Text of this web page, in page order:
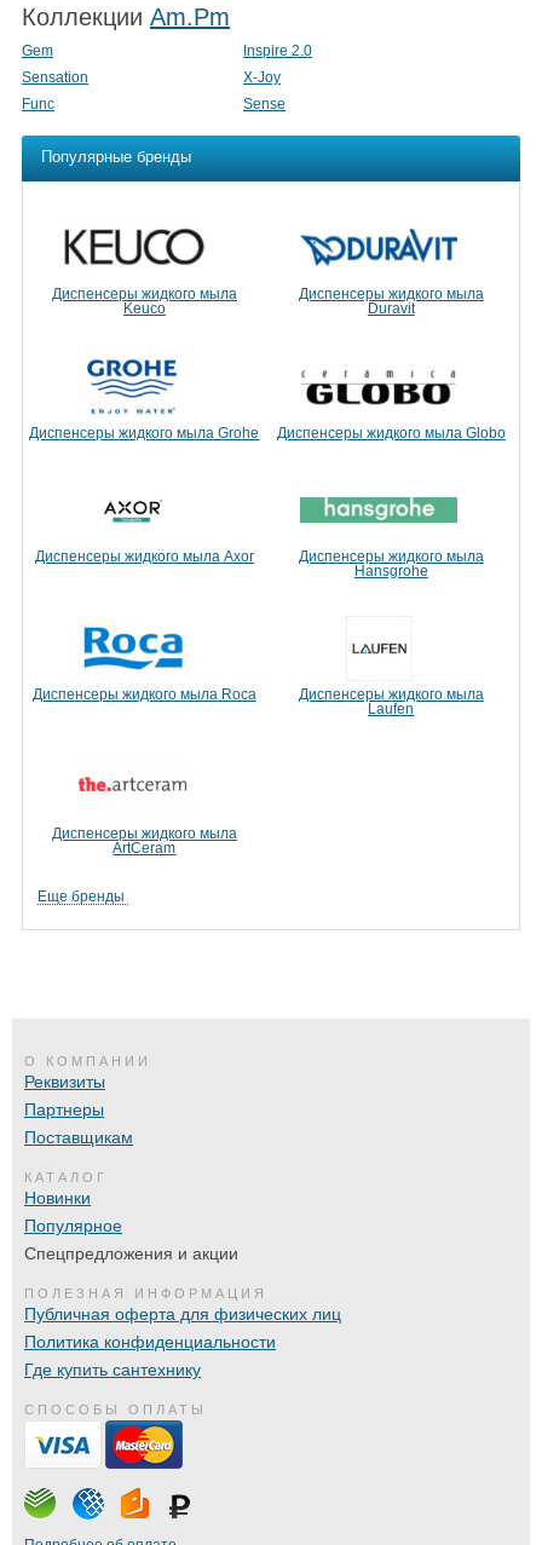
Коллекции Am.Pm
Gem
Inspire 2.0
Sensation
X-Joy
Func
Sense
Популярные бренды
Диспенсеры жидкого мыла
Keuco
Диспенсеры жидкого мыла
Duravit
Диспенсеры жидкого мыла Grohe Диспенсеры жидкого мыла Globo
Диспенсеры жидкого мыла Axor
Диспенсеры жидкого мыла
Hansgrohe
Диспенсеры жидкого мыла Roca
Диспенсеры жидкого мыла
Laufen
Диспенсеры жидкого мыла
ArtCeram
Еще бренды
О КОМПАНИИ
Реквизиты
Партнеры
Поставщикам
КАТАЛОГ
Новинки
Популярное
Спецпредложения и акции
ПОЛЕЗНАЯ ИНФОРМАЦИЯ
Публичная оферта для физических лиц
Политика конфиденциальности
Где купить сантехнику
СПОСОБЫ ОПЛАТЫ